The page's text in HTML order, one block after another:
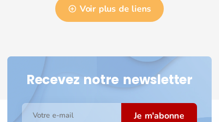
Voir plus de liens
Recevez notre newsletter
Votre e-mail Je m'abonne